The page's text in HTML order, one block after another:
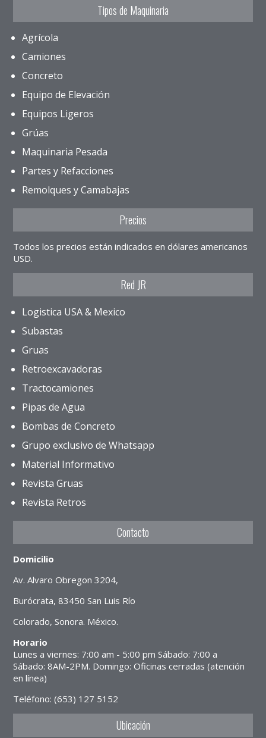
Tipos de Maquinaria
Agrícola
Camiones
Concreto
Equipo de Elevación
Equipos Ligeros
Grúas
Maquinaria Pesada
Partes y Refacciones
Remolques y Camabajas
Precios
Todos los precios están indicados en dólares americanos
USD.
Red JR
Logistica USA & Mexico
Subastas
Gruas
Retroexcavadoras
Tractocamiones
Pipas de Agua
Bombas de Concreto
Grupo exclusivo de Whatsapp
Material Informativo
Revista Gruas
Revista Retros
Contacto
Domicilio
Av. Alvaro Obregon 3204,
Burócrata, 83450 San Luis Río
Colorado, Sonora. México.
Horario
Lunes a viernes: 7:00 am - 5:00 pm Sábado: 7:00 a
Sábado: 8AM-2PM. Domingo: Oficinas cerradas (atención
en línea)
Teléfono: (653) 127 5152
Ubicación